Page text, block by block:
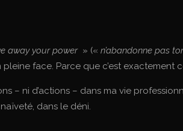
away your power » («n’abandonne pas
face. Parce que c’est exactement
– ni d’actions – dans ma vie
dans le déni.